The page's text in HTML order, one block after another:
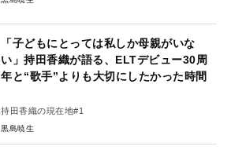
「子どもにとっては私しか母親がいな
い」持田香織が語る、ELTデビュー30周
年と“歌手”よりも大切にしたかった時間
持田香織の現在地#1
黒島暁生